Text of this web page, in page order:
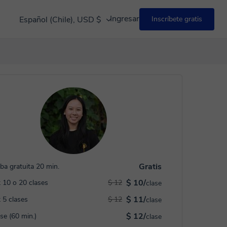
Español (Chile), USD $ Ingresar Inscríbete gratis
gratuita 20 min. Gratis
10 o 20 clases $ 10/clase
$ 12
5 clases
$ 11/clase
$ 12
(60 min.)
$ 12/clase